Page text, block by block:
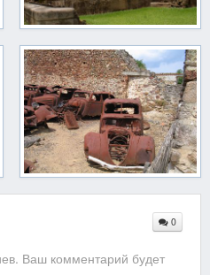
0
Ваш комментарий будет